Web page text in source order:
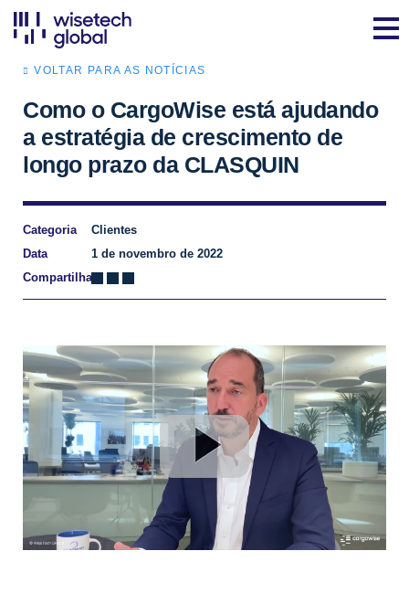
VOLTAR PARA AS NOTÍCIAS
Como o CargoWise está ajudando
a estratégia de crescimento de
longo prazo da CLASQUIN
Categoria
Clientes
Data
1 de novembro de 2022
Compartilhar